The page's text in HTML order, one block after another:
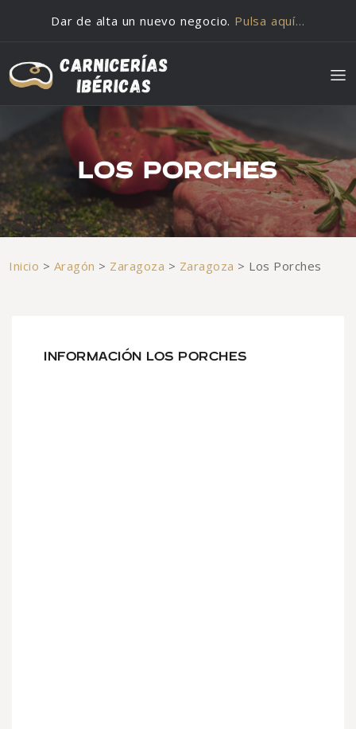
Dar de alta un nuevo negocio. Pulsa aquí…
LOS PORCHES
Inicio > Aragón > Zaragoza > Zaragoza > Los Porches
INFORMACIÓN LOS PORCHES